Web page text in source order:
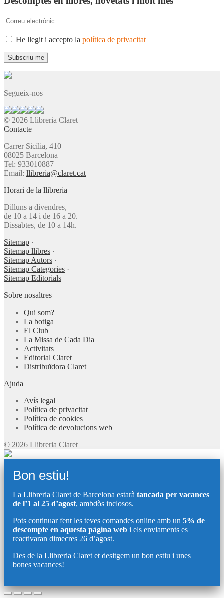
He llegit i accepto la política de privacitat
Segueix-nos
© 2026 Llibreria Claret
Contacte
Carrer Sicília, 410
08025 Barcelona
Tel: 933010887
Email: llibreria@claret.cat
Horari de la llibreria
Dilluns a divendres,
de 10 a 14 i de 16 a 20.
Dissabtes, de 10 a 14h.
Sitemap ·
Sitemap llibres ·
Sitemap Autors ·
Sitemap Categories ·
Sitemap Editorials
Sobre nosaltres
Qui som?
La botiga
El Club
La Missa de Cada Dia
Activitats
Editorial Claret
Distribuïdora Claret
Ajuda
Avís legal
Política de privacitat
Política de cookies
Política de devolucions web
© 2026 Llibreria Claret
Bon estiu!
La Llibreria Claret de Barcelona estarà tancada per vacances
de l’1 al 25 d’agost, ambdòs inclosos.
Pots continuar fent les teves comandes online amb un 5% de
descompte en aquesta pàgina web i els enviaments es
reactivaran dimecres 26 d’agost.
Des de la Llibreria Claret et desitgem un bon estiu i unes
bones vacances!